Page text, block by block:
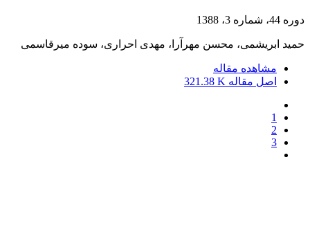
دوره 44، شماره 3، 1388
حمید ابریشمی، محسن مهرآرا، مهدی احراری، سوده میرقاسمی
مشاهده مقاله
اصل مقاله 321.38 K
1
2
3